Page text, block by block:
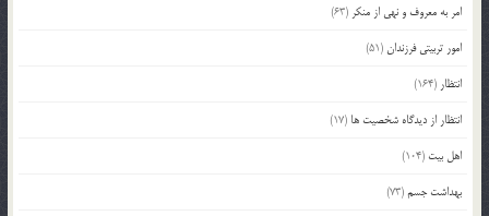
امر به معروف و نهی از منکر (63)
امور تربیتی فرزندان(51)
انتظار (164)
انتظار از دیدگاه شخصیت ها (17)
اهل بیت (104)
بهداشت جسم(73)